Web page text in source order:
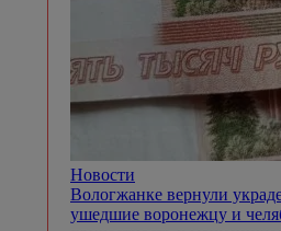
Новости
Вологжанке вернули
ушедшие воронежцу и